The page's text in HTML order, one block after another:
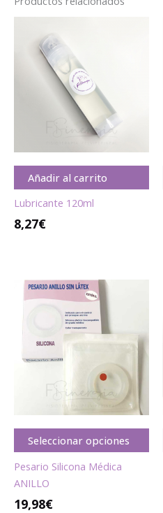
Añadir al carrito
Lubricante 120ml
8,27€
Seleccionar opciones
Pesario Silicona Médica
ANILLO
19,98€